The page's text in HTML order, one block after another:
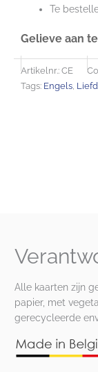
Te
Gelieve aan
Artikelnr.: CE
Tags: Engels,
Alle kaarten zijn
papier, met
gerecycleerde